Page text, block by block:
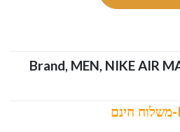
Brand, MEN, NIKE AIR